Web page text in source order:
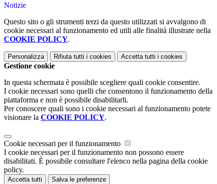
Notizie
Questo sito o gli strumenti terzi da questo utilizzati si avvalgono di
cookie necessari al funzionamento ed utili alle finalità illustrate nella
COOKIE POLICY.
Personalizza Rifiuta tutti i cookies Accetta tutti i cookies
Gestione cookie
In questa schermata è possibile scegliere quali cookie consentire.
I cookie necessari sono quelli che consentono il funzionamento della
piattaforma e non è possibile disabilitarli.
Per conoscere quali sono i cookie necessari al funzionamento potete
visionare la COOKIE POLICY.
Cookie necessari per il funzionamento
I cookie necessari per il funzionamento non possono essere
disabilitati. È possibile consultare l'elenco nella pagina della cookie
policy.
Accetta tutti Salva le preferenze